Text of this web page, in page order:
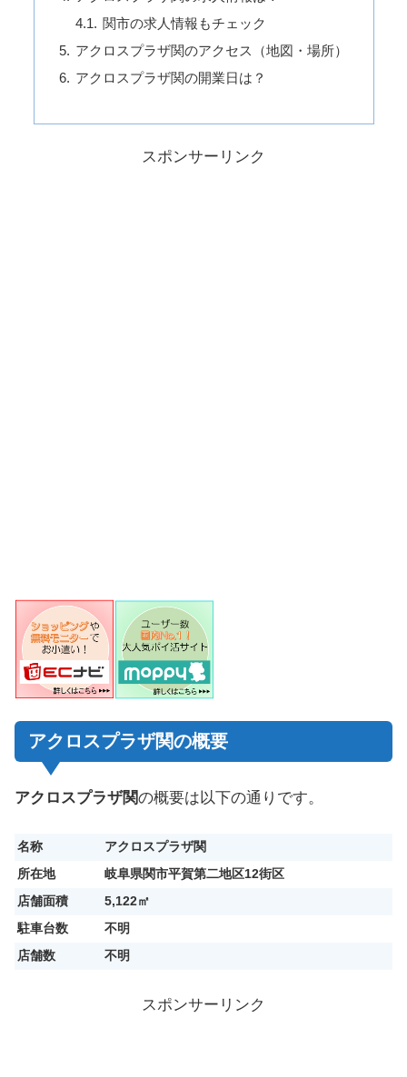
関市の求人情報もチェック
アクロスプラザ関のアクセス（地図・場所）
アクロスプラザ関の開業日は？
スポンサーリンク
アクロスプラザ関の概要
アクロスプラザ関の概要は以下の通りです。
名称
アクロスプラザ関
所在地
岐阜県関市平賀第二地区12街区
店舗面積
5,122㎡
駐車台数
不明
店舗数
不明
スポンサーリンク